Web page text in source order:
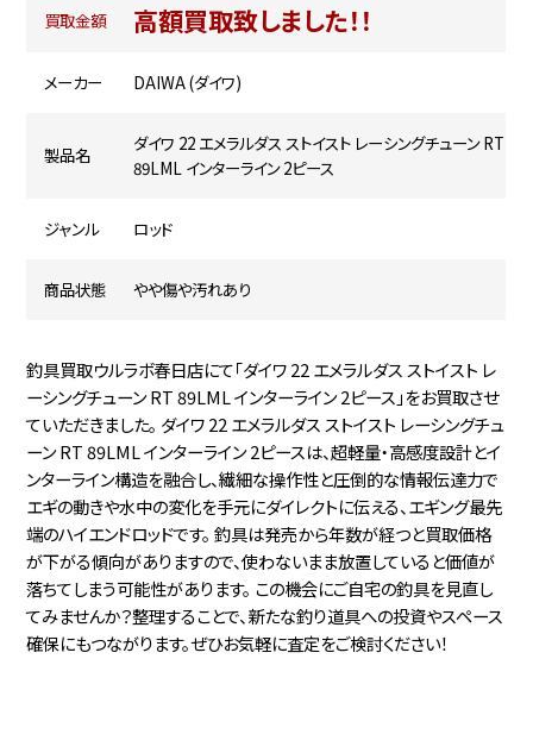
買取金額 高額買取致しました！！
メーカー DAIWA (ダイワ)
製品名
ダイワ 22 エメラルダス ストイスト レーシングチューン RT
89LML インターライン 2ピース
ジャンル ロッド
商品状態 やや傷や汚れあり
釣具買取ウルラボ春日店にて「ダイワ 22 エメラルダス ストイスト レ
ーシングチューン RT 89LML インターライン 2ピース」をお買取させ
ていただきました。 ダイワ 22 エメラルダス ストイスト レーシングチュ
ーン RT 89LML インターライン 2ピースは、超軽量・高感度設計とイ
ンターライン構造を融合し、繊細な操作性と圧倒的な情報伝達力で
エギの動きや水中の変化を手元にダイレクトに伝える、エギング最先
端のハイエンドロッドです。 釣具は発売から年数が経つと買取価格
が下がる傾向がありますので、使わないまま放置していると価値が
落ちてしまう可能性があります。 この機会にご自宅の釣具を見直し
てみませんか？整理することで、新たな釣り道具への投資やスペース
確保にもつながります。ぜひお気軽に査定をご検討ください！